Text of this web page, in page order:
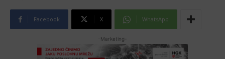
Facebook X WhatsApp
-Marketing-